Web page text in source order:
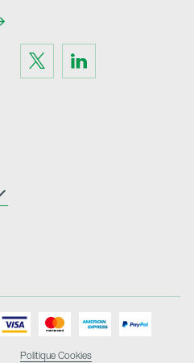
Visit
us
Twitter
Visit
LinkedIn
Politique Cookies